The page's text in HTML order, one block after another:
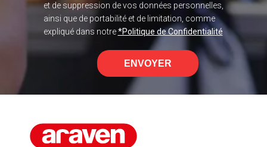
et de suppression de vos données personnelles,
ainsi que de portabilité et de limitation, comme
expliqué dans notre*Politique de Confidentialité
ENVOYER